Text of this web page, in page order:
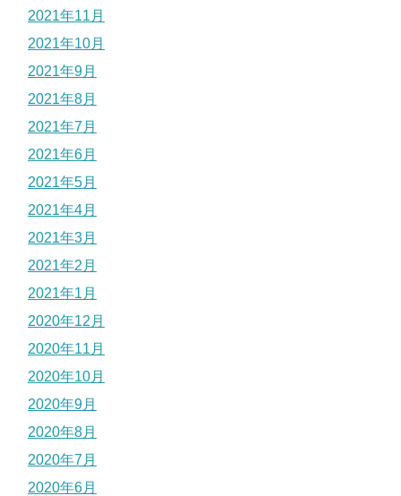
2021年11月
2021年10月
2021年9月
2021年8月
2021年7月
2021年6月
2021年5月
2021年4月
2021年3月
2021年2月
2021年1月
2020年12月
2020年11月
2020年10月
2020年9月
2020年8月
2020年7月
2020年6月